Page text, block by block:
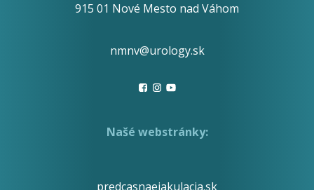
915 01 Nové Mesto nad Váhom
nmnv@urology.sk
Našé webstránky:
predcasnaejakulacia.sk